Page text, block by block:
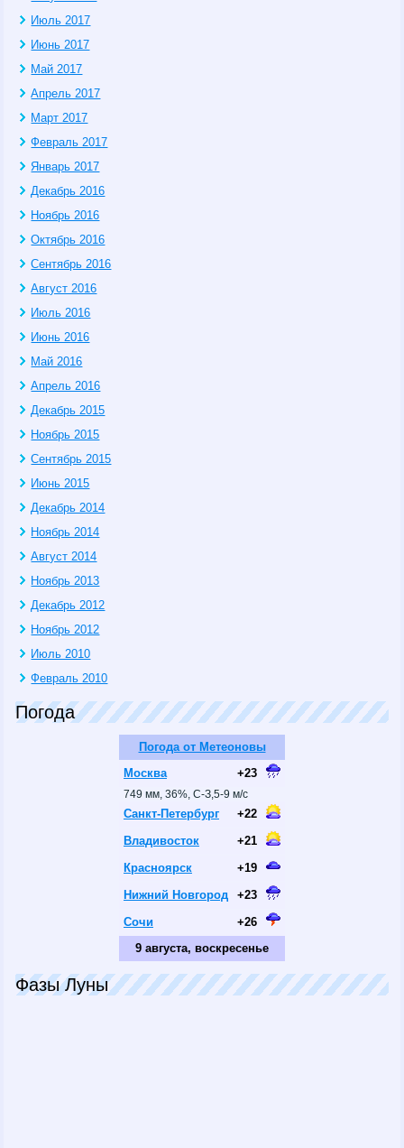
Июль 2017
Июнь 2017
Май 2017
Апрель 2017
Март 2017
Февраль 2017
Январь 2017
Декабрь 2016
Ноябрь 2016
Октябрь 2016
Сентябрь 2016
Август 2016
Июль 2016
Июнь 2016
Май 2016
Апрель 2016
Декабрь 2015
Ноябрь 2015
Сентябрь 2015
Июнь 2015
Декабрь 2014
Ноябрь 2014
Август 2014
Ноябрь 2013
Декабрь 2012
Ноябрь 2012
Июль 2010
Февраль 2010
Погода
Погода от Метеоновы
Москва
+23
749 мм, 36%, С-З,5-9 м/с
Санкт-Петербург
+22
Владивосток
+21
Красноярск
+19
Нижний Новгород
+23
Сочи
+26
9 августа, воскресенье
Фазы Луны